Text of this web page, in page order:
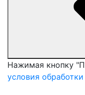
Нажимая кнопку
условия